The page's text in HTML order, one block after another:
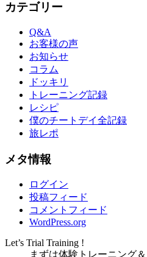
カテゴリー
Q&A
お客様の声
お知らせ
コラム
ドッキリ
トレーニング記録
レシピ
僕のチートデイ全記録
旅レポ
メタ情報
ログイン
投稿フィード
コメントフィード
WordPress.org
Let’s Trial Training !
まずは体験トレーニング＆